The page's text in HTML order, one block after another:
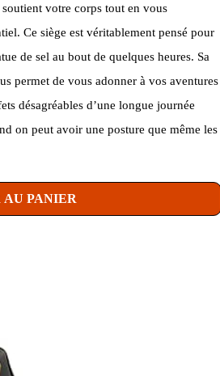
votre corps tout en vous
Ce siège est véritablement pensé pour
de sel au bout de quelques heures. Sa
permet de vous adonner à vos aventures
désagréables d’une longue journée
on peut avoir une posture que même les
AU PANIER